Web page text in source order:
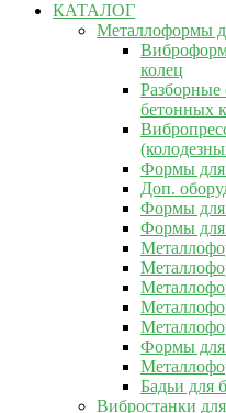
КАТАЛОГ
Металлоформы
колец
Разборные
бетонных
Формы
Доп.
Формы
Формы
Формы для
Бадьи для
Вибростанки